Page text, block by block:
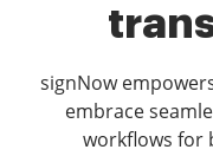
signNow
embrace
workflows for